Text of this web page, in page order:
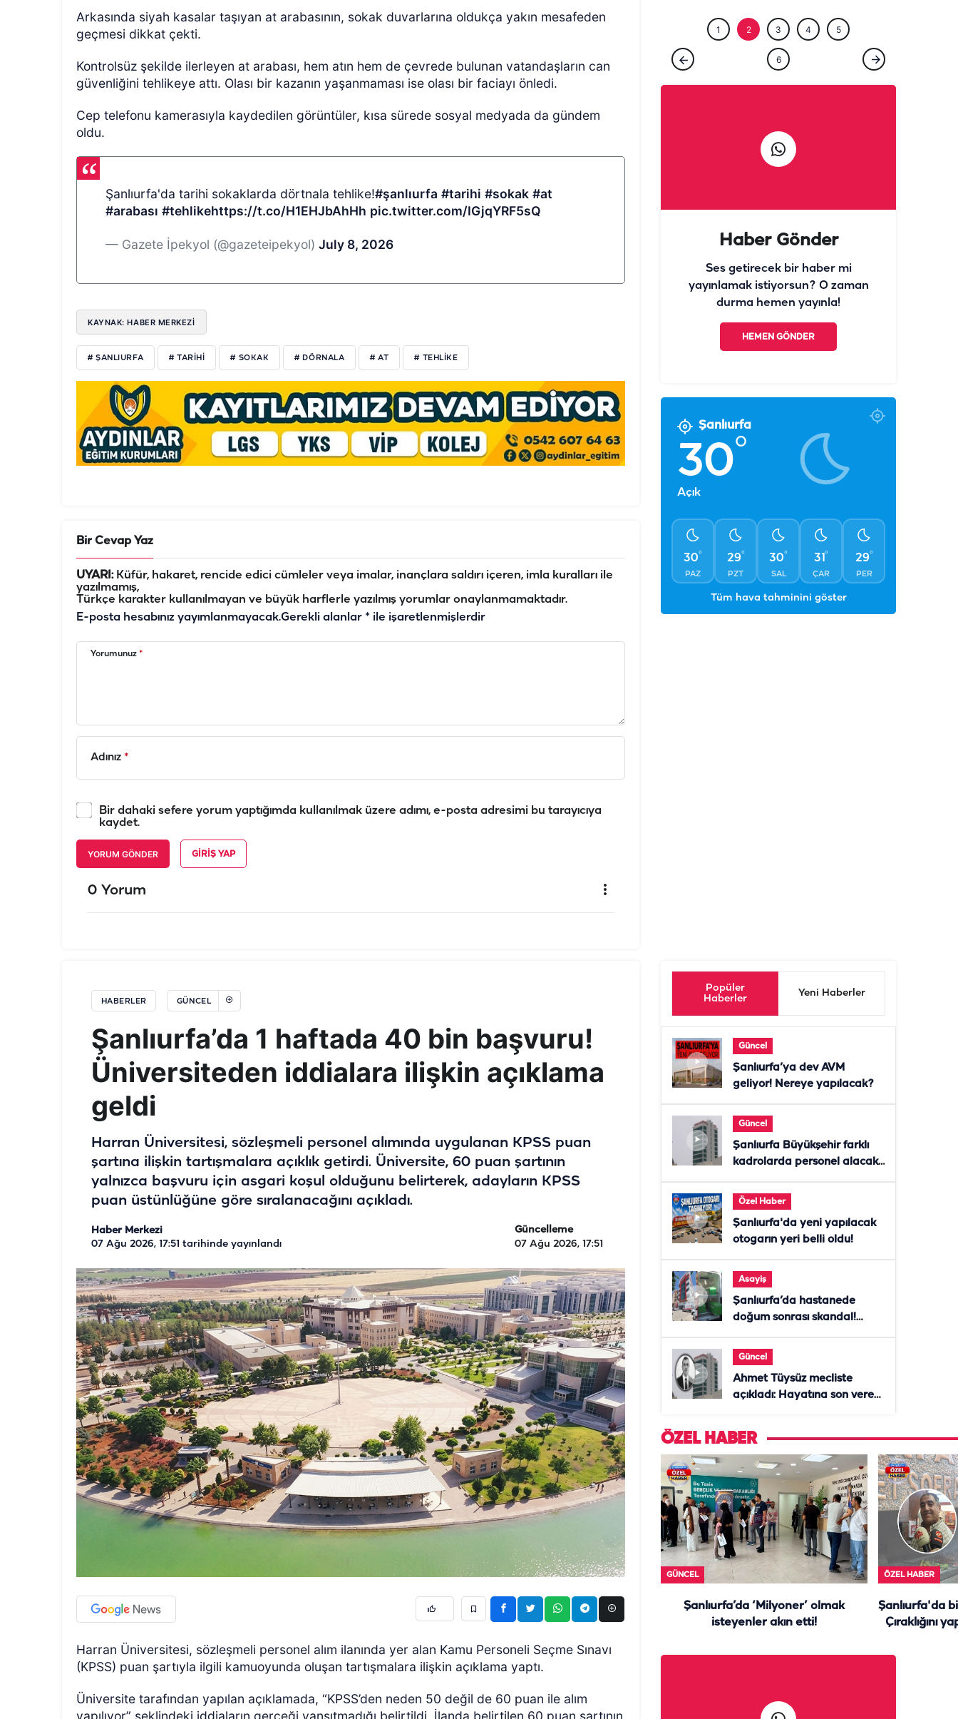
Arkasında siyah kasalar taşıyan at arabasının, sokak duvarlarına oldukça yakın mesafeden
geçmesi dikkat çekti.
Kontrolsüz şekilde ilerleyen at arabası, hem atın hem de çevrede bulunan vatandaşların can
güvenliğini tehlikeye attı. Olası bir kazanın yaşanmaması ise olası bir faciayı önledi.
Cep telefonu kamerasıyla kaydedilen görüntüler, kısa sürede sosyal medyada da gündem
oldu.
Şanlıurfa'da tarihi sokaklarda dörtnala tehlike!#şanlıurfa #tarihi #sokak #at
#arabası #tehlikehttps://t.co/H1EHJbAhHh pic.twitter.com/IGjqYRF5sQ
— Gazete İpekyol (@gazeteipekyol) July 8, 2026
KAYNAK: HABER MERKEZİ
# ŞANLIURFA # TARİHİ # SOKAK # DÖRNALA # AT # TEHLİKE
Bir Cevap Yaz
UYARI:Küfür, hakaret, rencide edici cümleler veya imalar, inançlara saldırı içeren, imla kuralları ile
yazılmamış,
Türkçe karakter kullanılmayan ve büyük harflerle yazılmış yorumlar onaylanmamaktadır.
E-posta hesabınız yayımlanmayacak.Gerekli alanlar * ile işaretlenmişlerdir
Yorumunuz *
Adınız *
Bir dahaki sefere yorum yaptığımda kullanılmak üzere adımı, e-posta adresimi bu tarayıcıya
kaydet.
YORUM GÖNDER GIRIŞ YAP
0 Yorum
1 2 3 4 5
6
Haber Gönder
Ses getirecek bir haber mi
yayınlamak istiyorsun? O zaman
durma hemen yayınla!
HEMEN GÖNDER
Şanlıurfa
30°
Açık
30°
PAZ
29°
PZT
30°
SAL
31°
ÇAR
29°
PER
Tüm hava tahminini göster
HABERLER GÜNCEL
Şanlıurfa’da 1 haftada 40 bin başvuru!
Üniversiteden iddialara ilişkin açıklama
geldi
Harran Üniversitesi, sözleşmeli personel alımında uygulanan KPSS puan
şartına ilişkin tartışmalara açıklık getirdi. Üniversite, 60 puan şartının
yalnızca başvuru için asgari koşul olduğunu belirterek, adayların KPSS
puan üstünlüğüne göre sıralanacağını açıkladı.
Haber Merkezi
07 Ağu 2026, 17:51 tarihinde yayınlandı
Güncelleme
07 Ağu 2026, 17:51
Harran Üniversitesi, sözleşmeli personel alım ilanında yer alan Kamu Personeli Seçme Sınavı
(KPSS) puan şartıyla ilgili kamuoyunda oluşan tartışmalara ilişkin açıklama yaptı.
Üniversite tarafından yapılan açıklamada, “KPSS’den neden 50 değil de 60 puan ile alım
yapılıyor” şeklindeki iddiaların gerçeği yansıtmadığı belirtildi. İlanda belirtilen 60 puan şartının
Popüler
Haberler
Yeni Haberler
Güncel
Şanlıurfa’ya dev AVM
geliyor! Nereye yapılacak?
Güncel
Şanlıurfa Büyükşehir farklı
kadrolarda personel alacak!
Özel Haber
Şanlıurfa'da yeni yapılacak
otogarın yeri belli oldu!
Asayiş
Şanlıurfa’da hastanede
doğum sonrası skandal!
Güncel
Ahmet Tüysüz mecliste
açıkladı: Hayatına son veren
ÖZEL HABER
GÜNCEL
Şanlıurfa’da ‘Milyoner’ olmak
isteyenler akın etti!
ÖZEL HABER
Şanlıurfa'da
Çıraklığını